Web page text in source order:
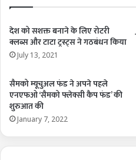
देश को सशक्त बनाने के लिए रोटरी
क्लब्स और टाटा ट्रस्ट्स ने गठबंधन किया
July 13, 2021
सैमको म्यूचुअल फंड ने अपने पहले
एनएफओ ‘सैमको फ्लेक्सी कैप फंड’ की
शुरुआत की
January 7, 2022